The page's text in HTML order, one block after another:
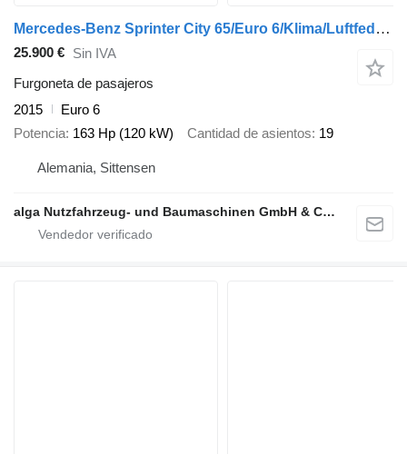
Mercedes-Benz Sprinter City 65/Euro 6/Klima/Luftfederung
25.900 € Sin IVA
Furgoneta de pasajeros
2015
Euro 6
Potencia 163 Hp (120 kW) Cantidad de asientos 19
Alemania, Sittensen
alga Nutzfahrzeug- und Baumaschinen GmbH & Co. KG